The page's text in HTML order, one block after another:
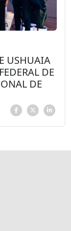
USHUAIA
DE
DE